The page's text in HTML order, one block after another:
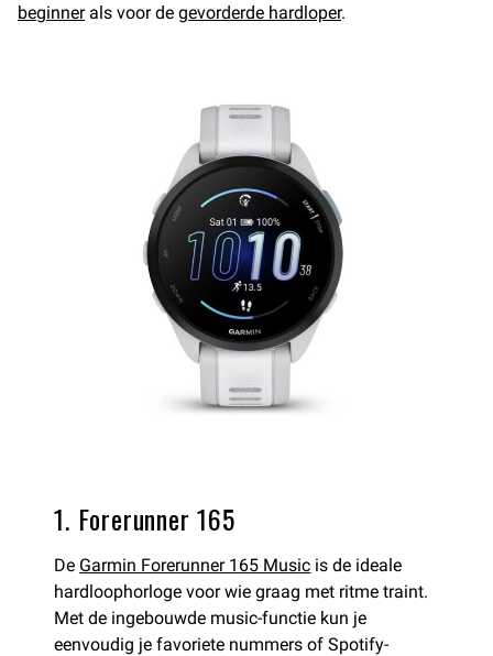
beginnerals voor de gevorderde hardloper.
1. Forerunner 165
De Garmin Forerunner 165 Music is de ideale
hardloophorloge voor wie graag met ritme traint.
Met de ingebouwde music-functie kun je
eenvoudig je favoriete nummers of Spotify-